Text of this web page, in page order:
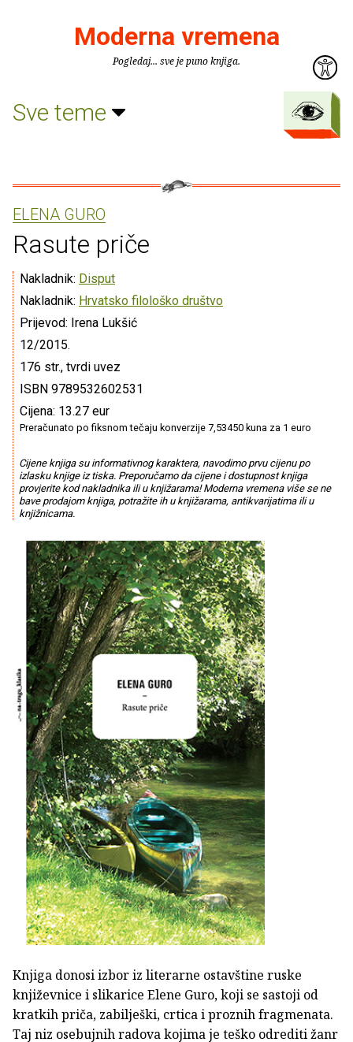
Moderna vremena
Pogledaj... sve je puno knjiga.
Sve teme
ELENA GURO
Rasute priče
Nakladnik: Disput
Nakladnik: Hrvatsko filološko društvo
Prijevod: Irena Lukšić
12/2015.
176 str., tvrdi uvez
ISBN 9789532602531
Cijena: 13.27 eur
Preračunato po fiksnom tečaju konverzije 7,53450 kuna za 1 euro
Cijene knjiga su informativnog karaktera, navodimo prvu cijenu po
izlasku knjige iz tiska. Preporučamo da cijene i dostupnost knjiga
provjerite kod nakladnika ili u knjižarama! Moderna vremena više se ne
bave prodajom knjiga, potražite ih u knjižarama, antikvarijatima ili u
knjižnicama.
Knjiga donosi izbor iz literarne ostavštine ruske
književnice i slikarice Elene Guro, koji se sastoji od
kratkih priča, zabilješki, crtica i proznih fragmenata.
Taj niz osebujnih radova kojima je teško odrediti žanr